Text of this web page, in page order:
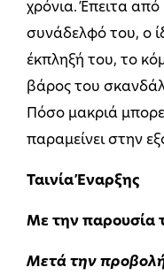
χρόνια. Έπειτα
συνάδελφό του, ο
έκπληξή του, το
βάρος του
Πόσο μακριά
παραμείνει στην
Ταινία Έναρξης
Με την παρουσία
Μετά την